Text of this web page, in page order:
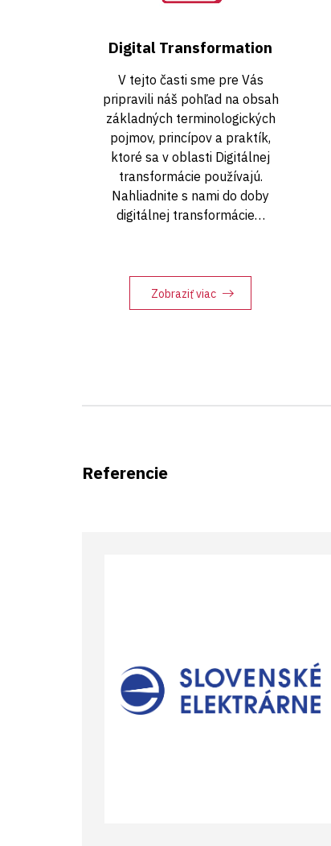
Digital Transformation
V tejto časti sme pre Vás
pripravili náš pohľad na obsah
základných terminologických
pojmov, princípov a praktík,
ktoré sa v oblasti Digitálnej
transformácie používajú.
Nahliadnite s nami do doby
digitálnej transformácie…
Zobraziť viac
Referencie